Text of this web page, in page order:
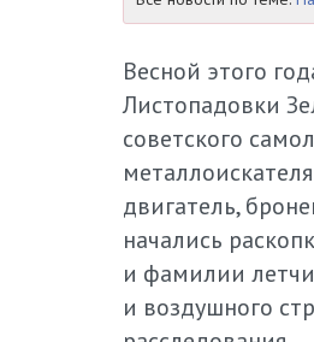
Весной этого
Листопадовки
советского
двигатель,
начались
и фамилии
и воздушного